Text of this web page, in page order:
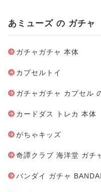
あミューズ の ガチャ
ガチャガチャ 本体
カプセルトイ
ガチャガチャ カプセル
カードダス トレカ 本体
がちゃキッズ
奇譚クラブ 海洋堂 ガチ
バンダイ ガチャ BANDAI